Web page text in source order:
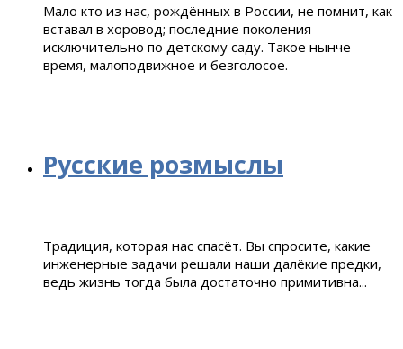
Мало кто из нас, рождённых в России, не помнит, как
вставал в хоровод; последние поколения –
исключительно по детскому саду. Такое нынче
время, малоподвижное и безголосое.
Русские розмыслы
Традиция, которая нас спасёт. Вы спросите, какие
инженерные задачи решали наши далёкие предки,
ведь жизнь тогда была достаточно примитивна...